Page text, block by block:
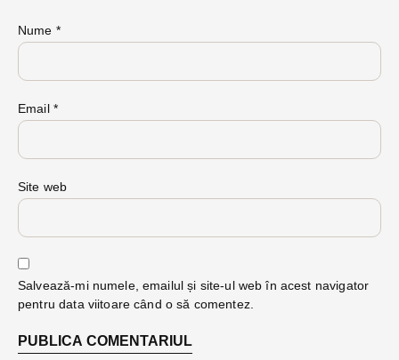
Nume *
Email *
Site web
Salvează-mi numele, emailul și site-ul web în acest navigator
pentru data viitoare când o să comentez.